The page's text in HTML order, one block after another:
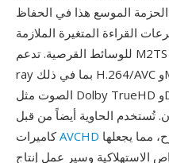
الموسع هذا في الحفاظ
القراءة المتغيرة الملازمة
للوسائط القرصية. تدعم M2TS ترميزات الفيديو الرئيسية لـ Blu-
ray بما في ذلك H.264/AVC وMPEG-2 وVC-1، إلى جانب صيغ
الصوت مثل Dolby TrueHD وDTS-HD Master Audio وLPCM
تُستخدم الحاوية أيضاً من قبل
كاميراتAVCHD
الاستهلاكية وسير عمل إنتاج